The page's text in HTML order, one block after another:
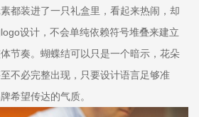
都装进了一只礼盒里，看起来热闹，却
设计，不会单纯依赖符号堆叠来建立
节奏。蝴蝶结可以只是一个暗示，花朵
不必完整出现，只要设计语言足够准
希望传达的气质。